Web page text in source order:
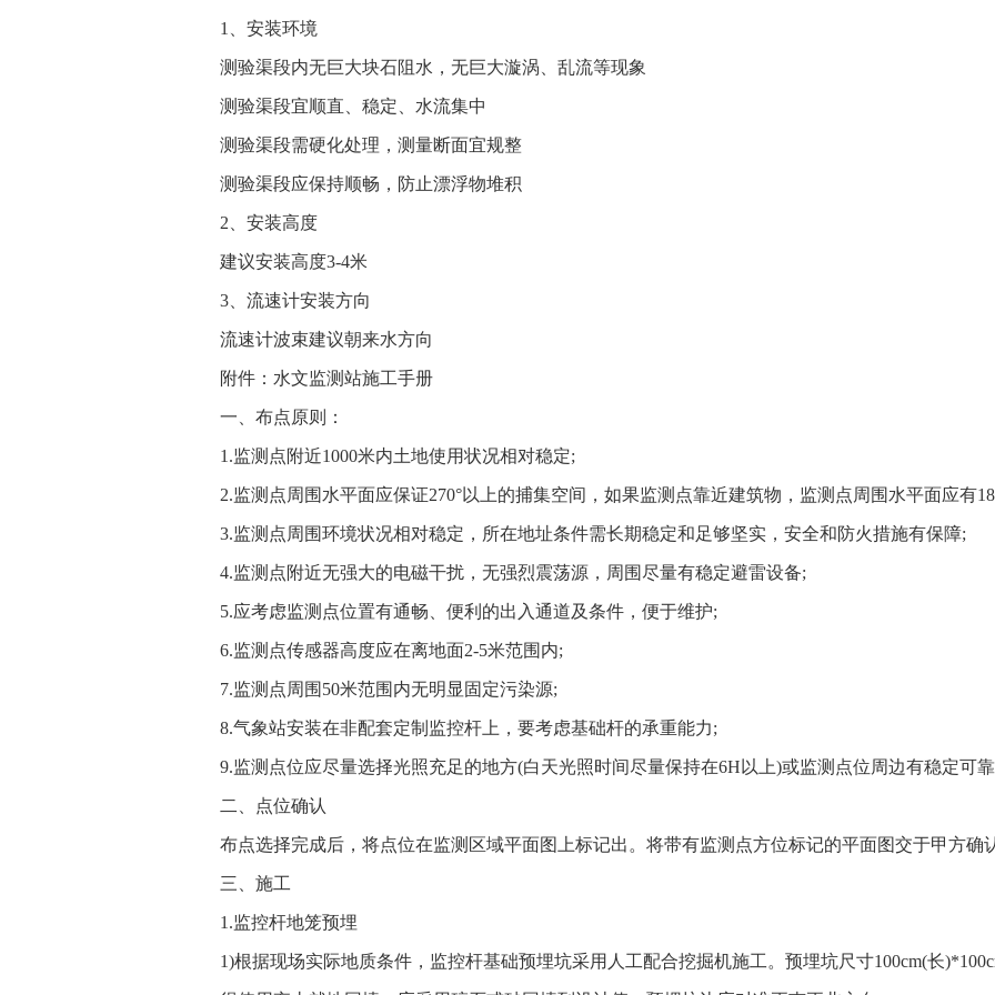
1、安装环境
测验渠段内无巨大块石阻水，无巨大漩涡、乱流等现象
测验渠段宜顺直、稳定、水流集中
测验渠段需硬化处理，测量断面宜规整
测验渠段应保持顺畅，防止漂浮物堆积
2、安装高度
建议安装高度3-4米
3、流速计安装方向
流速计波束建议朝来水方向
附件： 水文监测站施工手册
一、布点原则：
1.监测点附近1000米内土地使用状况相对稳定;
2.监测点周围水平面应保证270°以上的捕集空间，如果监测点靠近建筑物，监测点周围水平面应有
3.监测点周围环境状况相对稳定，所在地址条件需长期稳定和足够坚实，安全和防火措施有保障;
4.监测点附近无强大的电磁干扰，无强烈震荡源，周围尽量有稳定避雷设备;
5.应考虑监测点位置有通畅、便利的出入通道及条件，便于维护;
6.监测点传感器高度应在离地面2-5米范围内;
7.监测点周围50米范围内无明显固定污染源;
8.气象站安装在非配套定制监控杆上，要考虑基础杆的承重能力;
9.监测点位应尽量选择光照充足的地方(白天光照时间尽量保持在6H以上)或监测点位周边有稳定可靠
二、点位确认
布点选择完成后，将点位在监测区域平面图上标记出。将带有监测点方位标记的平面图交于甲方确
三、施工
1.监控杆地笼预埋
1)根据现场实际地质条件，监控杆基础预埋坑采用人工配合挖掘机施工。预埋坑尺寸100cm(长